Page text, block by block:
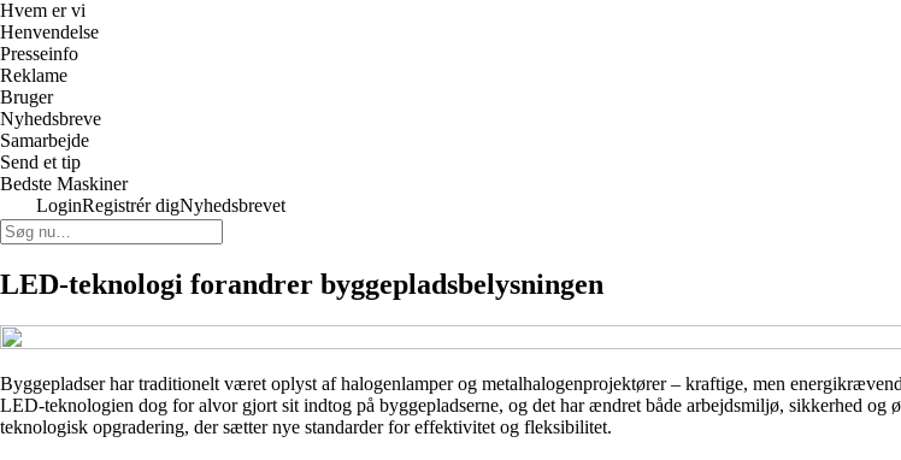
Hvem er vi
Henvendelse
Presseinfo
Reklame
Bruger
Nyhedsbreve
Samarbejde
Send et tip
Bedste Maskiner
LoginRegistrér digNyhedsbrevet
LED-teknologi forandrer byggepladsbelysningen
Byggepladser har traditionelt været oplyst af halogenlamper og metalhalogenprojektører – kraftige, men
LED-teknologien dog for alvor gjort sit indtog på byggepladserne, og det har ændret både arbejdsmiljø, sikkerhed
teknologisk opgradering, der sætter nye standarder for effektivitet og fleksibilitet.